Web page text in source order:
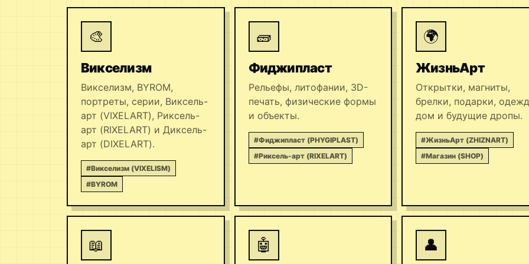
🎨
Викселизм
Викселизм, BYROM,
портреты, серии, Виксель-
арт (VIXELART), Риксель-
арт (RIXELART) и Диксель-
арт (DIXELART).
#Викселизм (VIXELISM)
#BYROM
🧱
Фиджипласт
Рельефы, литофании, 3D-
печать, физические формы
и объекты.
#Фиджипласт (PHYGIPLAST)
#Риксель-арт (RIXELART)
🌍
ЖизньАрт
Открытки, магниты,
брелки, подарки,
дом и будущие дропы.
#ЖизньАрт (ZHIZNART)
#Магазин (SHOP)
📖 🤖 👤